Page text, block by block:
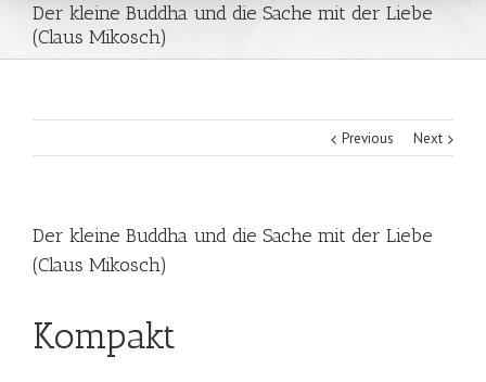
Der kleine Buddha und die Sache mit der Liebe
(Claus Mikosch)
Previous Next
Der kleine Buddha und die Sache mit der Liebe
(Claus Mikosch)
Kompakt